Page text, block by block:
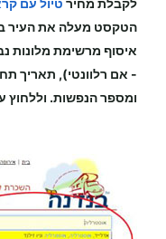
לקבלת מחיר טיול עם
הטקסט מעלה את העיר
איסוף מרשימת מלונות
- אם רלוונטי), תאריך
ומספר הנפשות. וללחוץ